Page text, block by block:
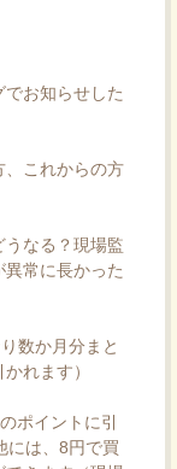
お知らせした
これからの方
なる？現場監
常に長かった
数か月分まと
れます）
ポイントに引
は、8円で買